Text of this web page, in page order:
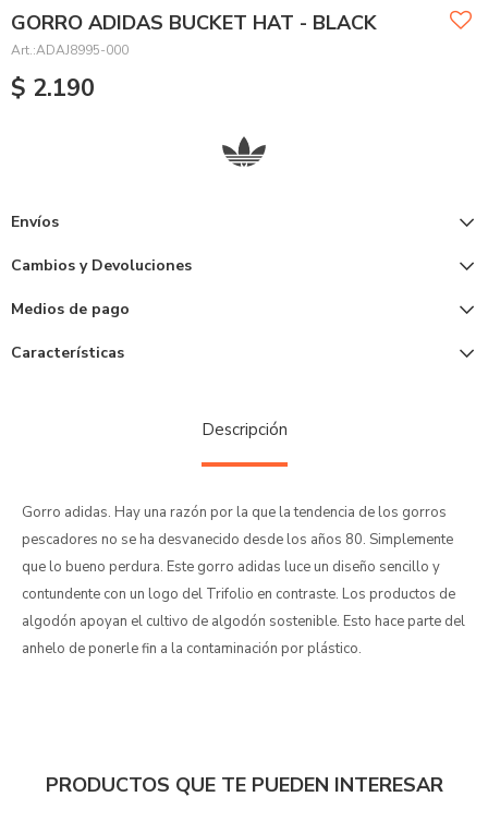
GORRO ADIDAS BUCKET HAT - BLACK
ADAJ8995-000
$ 2.190
Envíos
Cambios y Devoluciones
Medios de pago
Características
Descripción
Gorro adidas. Hay una razón por la que la tendencia de los gorros
pescadores no se ha desvanecido desde los años 80. Simplemente
que lo bueno perdura. Este gorro adidas luce un diseño sencillo y
contundente con un logo del Trifolio en contraste. Los productos de
algodón apoyan el cultivo de algodón sostenible. Esto hace parte del
anhelo de ponerle fin a la contaminación por plástico.
PRODUCTOS QUE TE PUEDEN INTERESAR